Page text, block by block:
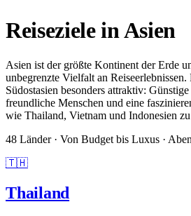
Reiseziele in Asien
Asien ist der größte Kontinent der Erde
unbegrenzte Vielfalt an
Südostasien besonders attraktiv:
freundliche Menschen und eine
wie Thailand, Vietnam und Indonesien
48 Länder · Von Budget bis Luxus ·
🇹🇭
Thailand